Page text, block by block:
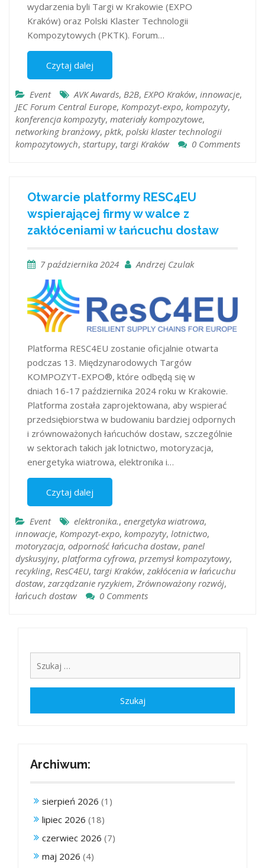
wydarzenia byli Targi w Krakowie (EXPO
Kraków) oraz Polski Klaster Technologii
Kompozytowych (PKTK). Forum…
Czytaj dalej
Event AVK Awards, B2B, EXPO Kraków, innowacje,
JEC Forum Central Europe, Kompozyt-expo, kompozyty,
konferencja kompozyty, materiały kompozytowe,
networking branżowy, pktk, polski klaster technologii
kompozytowych, startupy, targi Kraków 0 Comments
Otwarcie platformy RESC4EU
wspierającej firmy w walce z
zakłóceniami w łańcuchu dostaw
7 października 2024 Andrzej Czulak
Platforma RESC4EU zostanie oficjalnie otwarta
podczas 13. Międzynarodowych Targów
KOMPOZYT-EXPO®, które odbędą się w
dniach 16-17 października 2024 roku w Krakowie.
Platforma została zaprojektowana, aby wspierać
przedsiębiorstwa w budowaniu bardziej odpornych
i zrównoważonych łańcuchów dostaw, szczególnie
w sektorach takich jak lotnictwo, motoryzacja,
energetyka wiatrowa, elektronika i…
Czytaj dalej
Event elektronika., energetyka wiatrowa,
innowacje, Kompozyt-expo, kompozyty, lotnictwo,
motoryzacja, odporność łańcucha dostaw, panel
dyskusyjny, platforma cyfrowa, przemysł kompozytowy,
recykling, ResC4EU, targi Kraków, zakłócenia w łańcuchu
dostaw, zarządzanie ryzykiem, Zrównoważony rozwój,
łańcuch dostaw
0 Comments
Archiwum:
sierpień 2026 (1)
lipiec 2026 (18)
czerwiec 2026 (7)
maj 2026 (4)